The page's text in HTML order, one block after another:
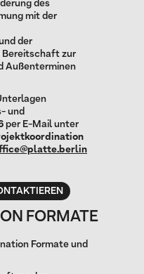
des
mit der
der
zur
Außenterminen
und
per E-Mail unter
FORMATE
Formate und